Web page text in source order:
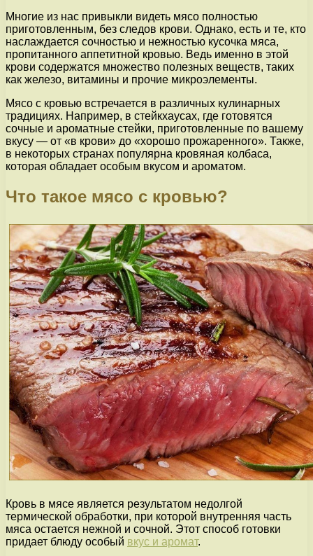
Многие из нас привыкли видеть мясо полностью
приготовленным, без следов крови. Однако, есть и те, кто
наслаждается сочностью и нежностью кусочка мяса,
пропитанного аппетитной кровью. Ведь именно в этой
крови содержатся множество полезных веществ, таких
как железо, витамины и прочие микроэлементы.
Мясо с кровью встречается в различных кулинарных
традициях. Например, в стейкхаусах, где готовятся
сочные и ароматные стейки, приготовленные по вашему
вкусу — от «в крови» до «хорошо прожаренного». Также,
в некоторых странах популярна кровяная колбаса,
которая обладает особым вкусом и ароматом.
Что такое мясо с кровью?
Кровь в мясе является результатом недолгой
термической обработки, при которой внутренняя часть
мяса остается нежной и сочной. Этот способ готовки
придает блюду особый вкус и аромат.